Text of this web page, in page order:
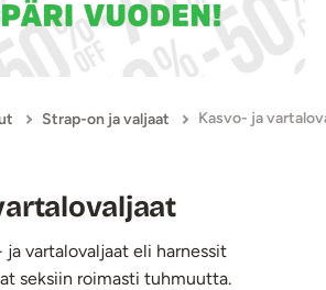
Strap-on ja valjaat Kasvo- ja
ja vartalovaljaat eli harnessit
seksiin roimasti tuhmuutta.